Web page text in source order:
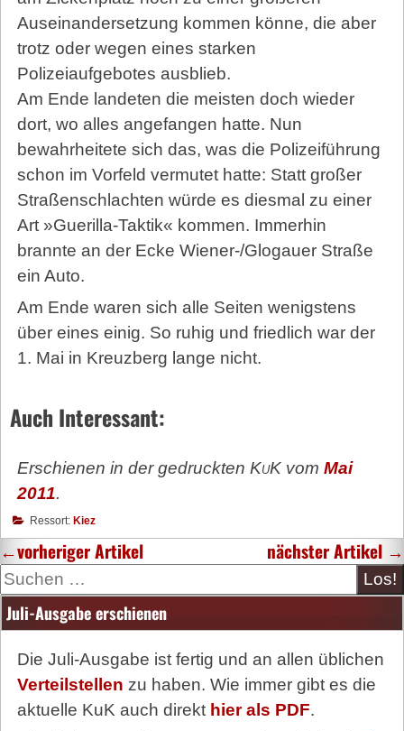
Auseinandersetzung kommen könne, die aber
trotz oder wegen eines starken
Polizeiaufgebotes ausblieb.
Am Ende landeten die meisten doch wieder
dort, wo alles angefangen hatte. Nun
bewahrheitete sich das, was die Polizeiführung
schon im Vorfeld vermutet hatte: Statt großer
Straßenschlachten würde es diesmal zu einer
Art »Guerilla-Taktik« kommen. Immerhin
brannte an der Ecke Wiener-/Glogauer Straße
ein Auto.
Am Ende waren sich alle Seiten wenigstens
über eines einig. So ruhig und friedlich war der
1. Mai in Kreuzberg lange nicht.
Auch Interessant:
Erschienen in der gedruckten KuKvom Mai
2011.
Ressort: Kiez
←vorheriger Artikel nächster Artikel →
Suche
Juli-Ausgabe erschienen
Die Juli-Ausgabe ist fertig und an allen üblichen
Verteilstellen zu haben. Wie immer gibt es die
aktuelle KuK auch direkt hier als PDF.